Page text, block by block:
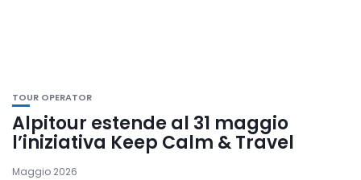
TOUR OPERATOR
Alpitour estende al 31 maggio
l’iniziativa Keep Calm & Travel
Maggio 2026